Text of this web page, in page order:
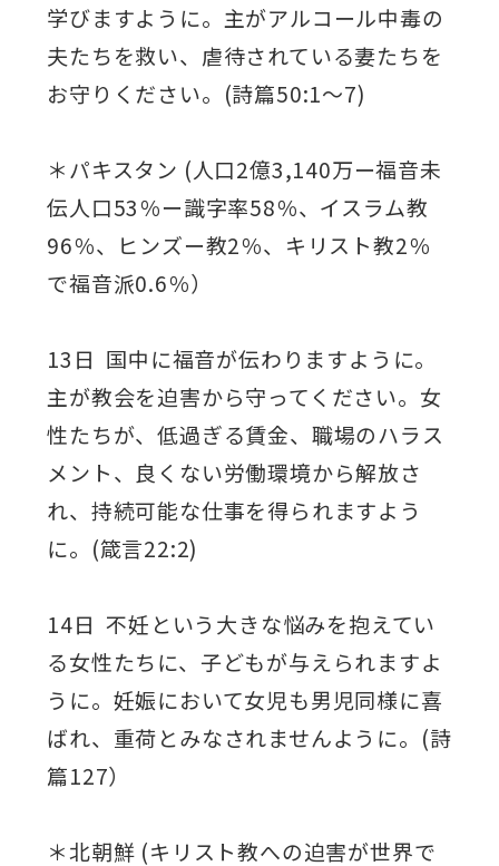
学びますように。主がアルコール中毒の
夫たちを救い、虐待されている妻たちを
お守りください。(詩篇50:1～7)
＊パキスタン (人口2億3,140万ー福音未
伝人口53％ー識字率58％、イスラム教
96％、ヒンズー教2％、キリスト教2％
で福音派0.6％）
13日 国中に福音が伝わりますように。
主が教会を迫害から守ってください。女
性たちが、低過ぎる賃金、職場のハラス
メント、良くない労働環境から解放さ
れ、持続可能な仕事を得られますよう
に。(箴言22:2)
14日 不妊という大きな悩みを抱えてい
る女性たちに、子どもが与えられますよ
うに。妊娠において女児も男児同様に喜
ばれ、重荷とみなされませんように。(詩
篇127）
＊北朝鮮 (キリスト教への迫害が世界で